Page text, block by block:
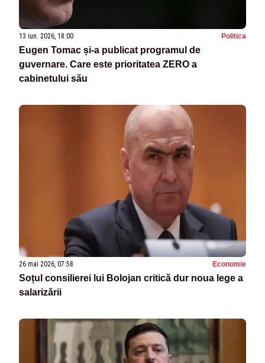
13 iun. 2026, 18:00 Politica
Eugen Tomac și-a publicat programul de
guvernare. Care este prioritatea ZERO a
cabinetului său
26 mai 2026, 07:58 Economie
Soțul consilierei lui Bolojan critică dur noua lege a
salarizării